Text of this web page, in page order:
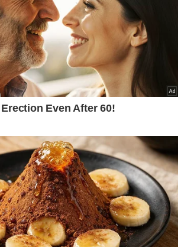
FURTO
RECEPTAÇÃO
SUSPEITO PRESO
VER COMENTÁRIOS
BOMBEIROS ACIONADOS
Carro pega fogo no
Centro de Teresina
horas após outro
veículo incendiar na
capital